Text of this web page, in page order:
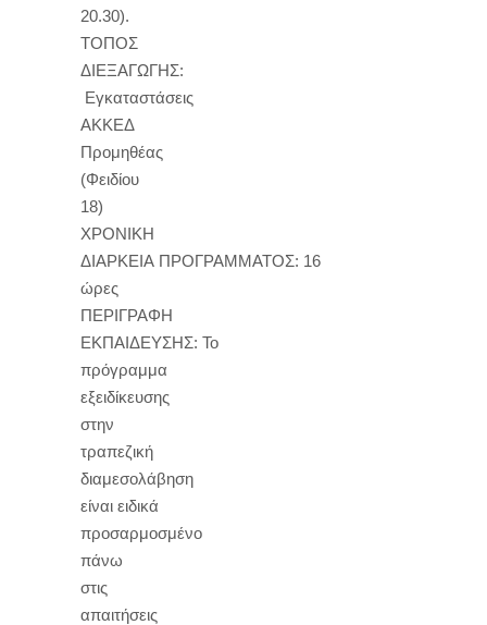
20.30).
ΤΟΠΟΣ
ΔΙΕΞΑΓΩΓΗΣ:
Εγκαταστάσεις
ΑΚΚΕΔ
Προμηθέας
(Φειδίου
18)
ΧΡΟΝΙΚΗ
ΔΙΑΡΚΕΙΑ ΠΡΟΓΡΑΜΜΑΤΟΣ: 16
ώρες
ΠΕΡΙΓΡΑΦΗ
ΕΚΠΑΙΔΕΥΣΗΣ: Το
πρόγραμμα
εξειδίκευσης
στην
τραπεζική
διαμεσολάβηση
είναι ειδικά
προσαρμοσμένο
πάνω
στις
απαιτήσεις